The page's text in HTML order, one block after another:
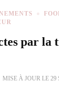
par la
MISE À JOUR LE 29